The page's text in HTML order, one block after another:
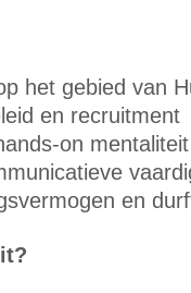
het gebied van
en recruitment
on mentaliteit
en